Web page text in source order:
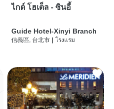
ไกด์ โฮเต็ล - ซินอี้
Guide Hotel-Xinyi Branch
信義區, 台北市 โรงแรม